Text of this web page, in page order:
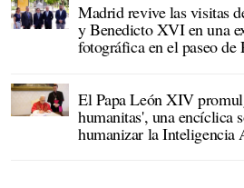
Madrid revive las visitas
y Benedicto XVI en una
fotográfica en el paseo de
El Papa León XIV
humanitas', una encíclica
humanizar la Inteligencia